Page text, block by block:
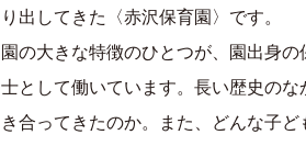
り出してきた〈赤沢保育園〉です。
園の大きな特徴のひとつが、園出身
士として働いています。長い歴史の
き合ってきたのか。また、どんな子